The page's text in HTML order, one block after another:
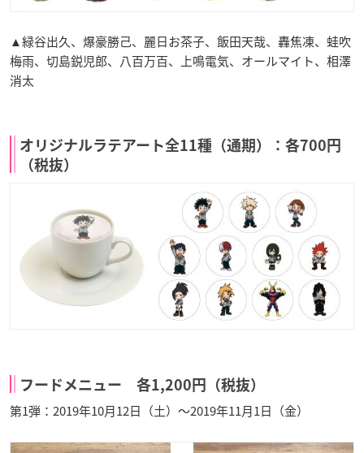
▲緑谷出久、爆豪勝己、麗日お茶子、飯田天哉、轟焦凍、蛙吹
梅雨、切島鋭児郎、八百万百、上鳴電気、オールマイト、相澤
消太
オリジナルラテアート全11種（通期）：各700円
（税抜）
フードメニュー 各1,200円（税抜）
第1弾：2019年10月12日（土）～2019年11月1日（金）